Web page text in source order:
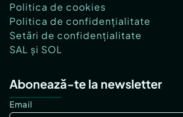
Politica de cookies
Politica de confidențialitate
Setări de confidențialitate
SAL și SOL
Abonează-te la newsletter
Email